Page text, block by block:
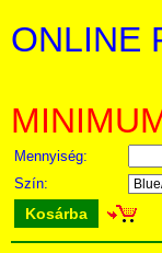
ONLINE
Mennyiség:
Szín:
Kosárba